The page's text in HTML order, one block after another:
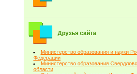
Друзья сайта
Министерство образования и науки
Федерации
Министерство образования
области